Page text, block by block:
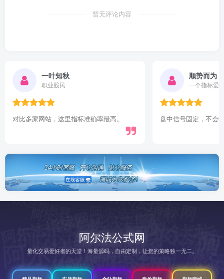
暂无评论内容
一叶知秋
职业股民
对比多家网站，这里指标准确率最高。
顺势而为
一个指标爱
盘中信号固定，不会
阿尔法指标网
阿尔法指标网
阿尔法指标网
阿尔法指标网
阿
尔
指
阿尔法指标网
尔法指标网
阿尔法指标网
阿尔法指标网
阿尔法指标网
阿尔法指标网
阿尔法指标网
阿
尔
法
指
标
阿尔法指标网
阿
尔
法
标
阿
阿尔法指标网 阿
尔
法
指
标
网
阿
阿尔法指标网
阿尔法指标网
法
阿尔法指标网
阿尔法公式网
量化交易爱好者的天堂！海量源码，自由定制，让您的策略独一无二。